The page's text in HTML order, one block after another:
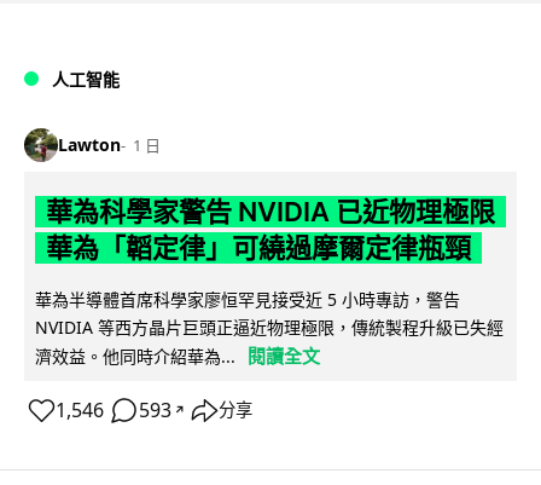
人工智能
Lawton 1 日
華為科學家警告 NVIDIA 已近物理極限
華為「韜定律」可繞過摩爾定律瓶頸
華為半導體首席科學家廖恒罕見接受近 5 小時專訪，警告
NVIDIA 等西方晶片巨頭正逼近物理極限，傳統製程升級已失經
濟效益。他同時介紹華為...
閱讀全文
1,546 593 ↗ 分享